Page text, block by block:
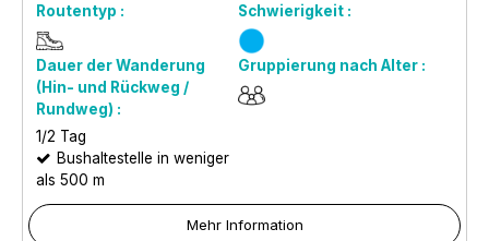
Routentyp : Schwierigkeit :
Dauer der Wanderung
(Hin- und Rückweg /
Rundweg) :
1/2 Tag
Gruppierung nach Alter :
Bushaltestelle in weniger
als 500 m
Mehr Information